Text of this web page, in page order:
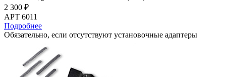
2 300 ₽
АРТ 6011
Подробнее
Обязательно, если отсутствуют установочные адаптеры